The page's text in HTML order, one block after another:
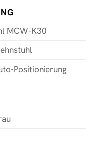
MCW-K30
Positionierung